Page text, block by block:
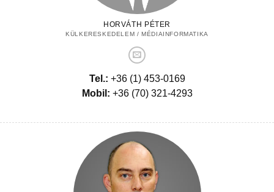
HORVÁTH PÉTER
KÜLKERESKEDELEM / MÉDIAINFORMATIKA
Tel.: +36 (1) 453-0169
Mobil: +36 (70) 321-4293